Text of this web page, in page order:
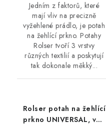
Jedním z faktorů, které
mají vliv na precizně
vyžehlené prádlo, je potah
na žehlící prkno. Potahy
Rolser tvoří 3 vrstvy
různých textilií a poskytují
tak dokonale měkký...
Rolser potah na žehlící
prkno UNIVERSAL, vel.